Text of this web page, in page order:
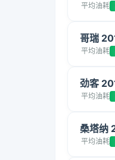
平均油耗
哥瑞
平均油耗
劲客
平均油耗
桑塔纳
平均油耗